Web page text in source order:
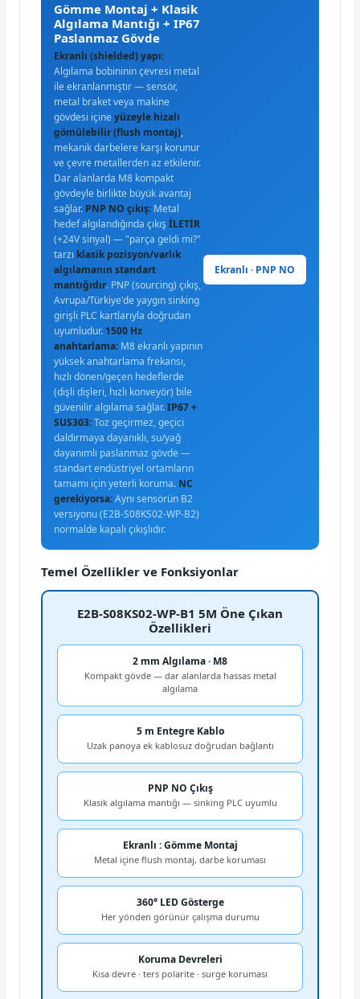
Gömme Montaj + Klasik
Algılama Mantığı + IP67
Paslanmaz Gövde
Ekranlı (shielded) yapı:
Algılama bobininin çevresi metal
ile ekranlanmıştır — sensör,
metal braket veya makine
gövdesi içineyüzeyle hizalı
gömülebilir (flush montaj),
mekanik darbelere karşı korunur
ve çevre metallerden az etkilenir.
Dar alanlarda M8 kompakt
gövdeyle birlikte büyük avantaj
sağlar. PNP NO çıkış: Metal
hedef algılandığında çıkış İLETİR
(+24V sinyal) — "parça geldi mi?"
tarzı klasik pozisyon/varlık
algılamanın standart
mantığıdır. PNP (sourcing) çıkış,
Avrupa/Türkiye'de yaygın sinking
girişli PLC kartlarıyla doğrudan
uyumludur. 1500 Hz
anahtarlama: M8 ekranlı yapının
yüksek anahtarlama frekansı,
hızlı dönen/geçen hedeflerde
(dişli dişleri, hızlı konveyör) bile
güvenilir algılama sağlar.IP67 +
SUS303:Toz geçirmez, geçici
daldırmaya dayanıklı, su/yağ
dayanımlı paslanmaz gövde —
standart endüstriyel ortamların
tamamı için yeterli koruma. NC
gerekiyorsa:Aynı sensörün B2
versiyonu (E2B-S08KS02-WP-B2)
normalde kapalı çıkışlıdır.
Ekranlı · PNP NO
Temel Özellikler ve Fonksiyonlar
E2B-S08KS02-WP-B1 5M Öne Çıkan
Özellikleri
2 mm Algılama · M8
Kompakt gövde — dar alanlarda hassas metal
algılama
5 m Entegre Kablo
Uzak panoya ek kablosuz doğrudan bağlantı
PNP NO Çıkış
Klasik algılama mantığı — sinking PLC uyumlu
Ekranlı : Gömme Montaj
Metal içine flush montaj, darbe koruması
360° LED Gösterge
Her yönden görünür çalışma durumu
Koruma Devreleri
Kısa devre · ters polarite · surge koruması